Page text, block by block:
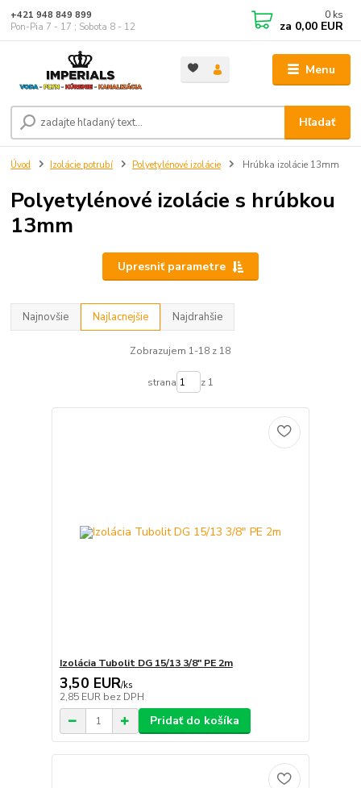
Menu
Hľadať
+421 948 849 899
Pon-Pia 7 - 17 ; Sobota 8 - 12
0 ks
za 0,00 EUR
Úvod Izolácie potrubí Polyetylénové izolácie Hrúbka izolácie 13mm
Polyetylénové izolácie s hrúbkou
13mm
Upresniť parametre
Najnovšie Najlacnejšie Najdrahšie
Zobrazujem 1-18 z 18
strana z 1
Izolácia Tubolit DG 15/13 3/8" PE 2m
3,50 EUR/ks
2,85 EUR bez DPH
Pridať do košíka